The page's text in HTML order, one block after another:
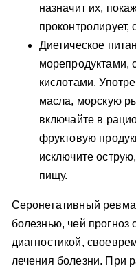
назначит их,
проконтролирует,
Диетическое
кислотами.
масла, морскую
включайте в
фруктовую
исключите
пищу.
Серонегативный
болезнью, чей прогноз
диагностикой,
лечения болезни. При